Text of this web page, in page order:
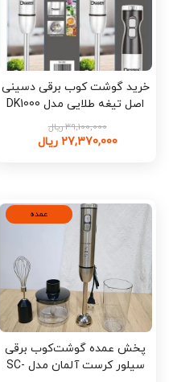
خرید گوشت کوب برقی دسینی
اصل تیغه طلایی مدل DK1000
تک و عمده کدK749
39,100,000 ریال
27,370,000 ریال
عمده
پخش عمده گوشت‌کوب برقی
سیلور کرست آلمان مدل SC-